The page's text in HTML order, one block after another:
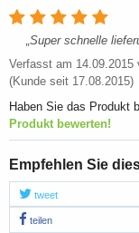
Super schnelle
Verfasst am 14.09.2015
(Kunde seit 17.08.2015)
Haben Sie das Produkt
Produkt bewerten!
Empfehlen Sie
tweet
teilen